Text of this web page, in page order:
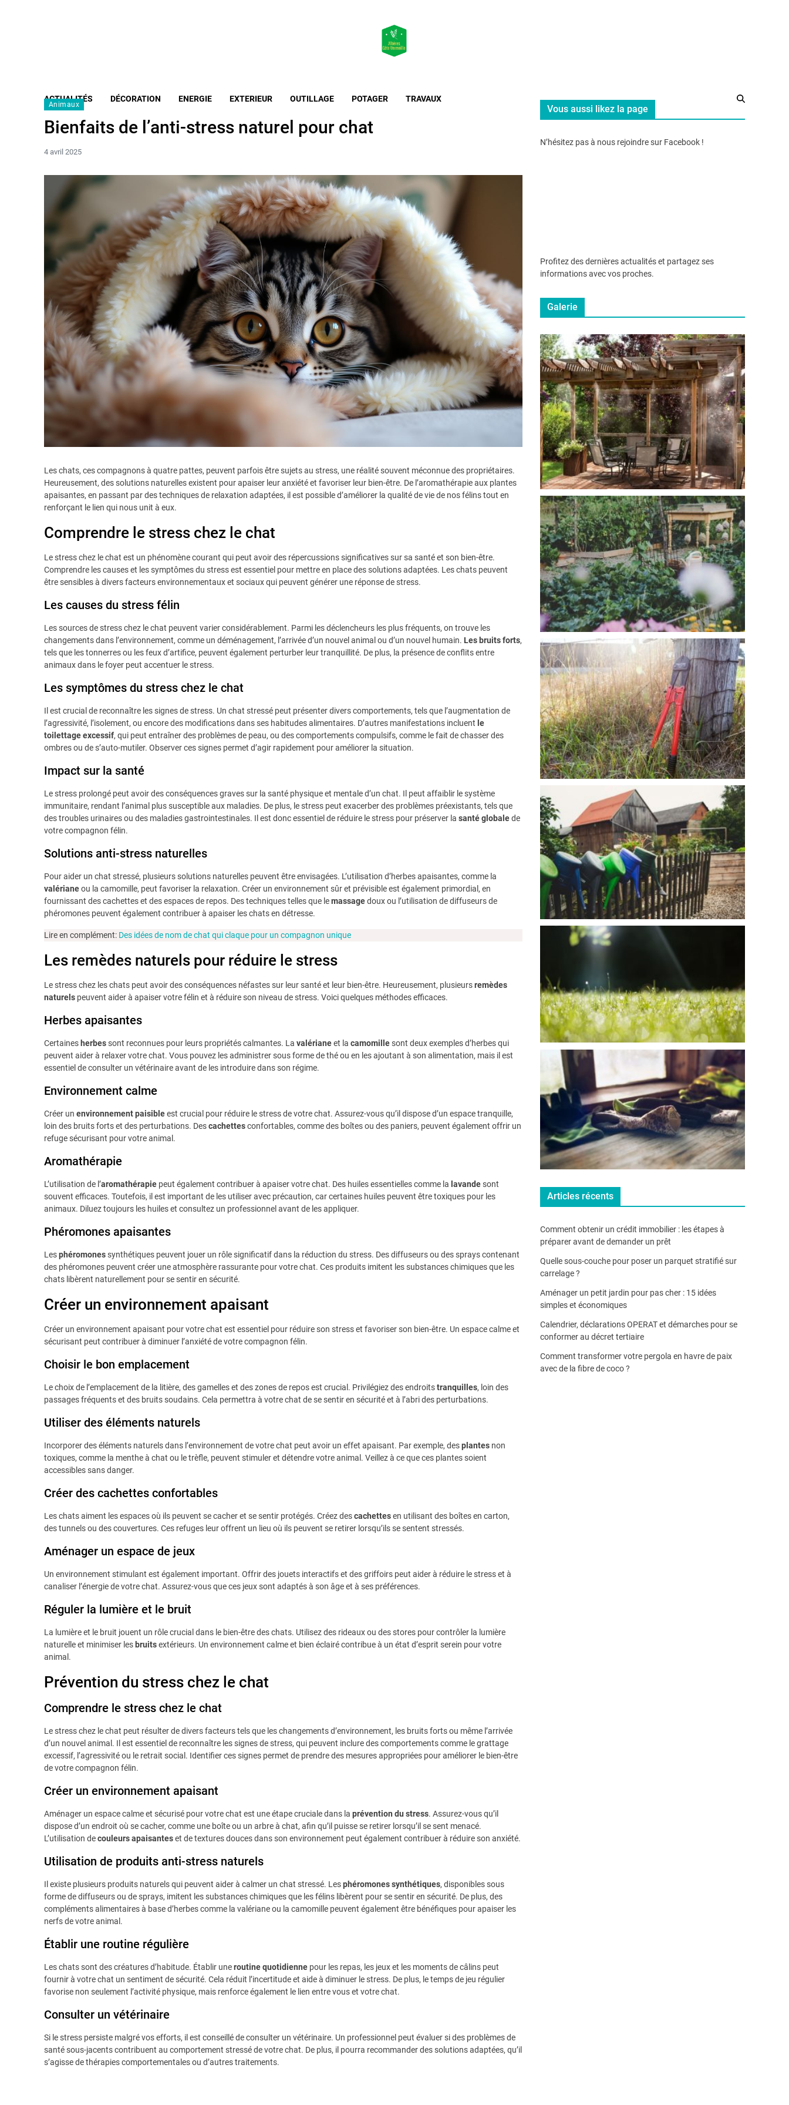
ACTUALITÉS DÉCORATION ENERGIE EXTERIEUR OUTILLAGE POTAGER TRAVAUX
Animaux
Bienfaits de l’anti-stress naturel pour chat
4 avril 2025
Les chats, ces compagnons à quatre pattes, peuvent parfois être sujets au stress, une réalité souvent méconnue des propriétaires.
Heureusement, des solutions naturelles existent pour apaiser leur anxiété et favoriser leur bien-être. De l’aromathérapie aux plantes
apaisantes, en passant par des techniques de relaxation adaptées, il est possible d’améliorer la qualité de vie de nos félins tout en
renforçant le lien qui nous unit à eux.
Comprendre le stress chez le chat
Le stress chez le chat est un phénomène courant qui peut avoir des répercussions significatives sur sa santé et son bien-être.
Comprendre les causes et les symptômes du stress est essentiel pour mettre en place des solutions adaptées. Les chats peuvent
être sensibles à divers facteurs environnementaux et sociaux qui peuvent générer une réponse de stress.
Les causes du stress félin
Les sources de stress chez le chat peuvent varier considérablement. Parmi les déclencheurs les plus fréquents, on trouve les
changements dans l’environnement, comme un déménagement, l’arrivée d’un nouvel animal ou d’un nouvel humain. Les bruits forts,
tels que les tonnerres ou les feux d’artifice, peuvent également perturber leur tranquillité. De plus, la présence de conflits entre
animaux dans le foyer peut accentuer le stress.
Les symptômes du stress chez le chat
Il est crucial de reconnaître les signes de stress. Un chat stressé peut présenter divers comportements, tels que l’augmentation de
l’agressivité, l’isolement, ou encore des modifications dans ses habitudes alimentaires. D’autres manifestations incluent le
toilettage excessif, qui peut entraîner des problèmes de peau, ou des comportements compulsifs, comme le fait de chasser des
ombres ou de s’auto-mutiler. Observer ces signes permet d’agir rapidement pour améliorer la situation.
Impact sur la santé
Le stress prolongé peut avoir des conséquences graves sur la santé physique et mentale d’un chat. Il peut affaiblir le système
immunitaire, rendant l’animal plus susceptible aux maladies. De plus, le stress peut exacerber des problèmes préexistants, tels que
des troubles urinaires ou des maladies gastrointestinales. Il est donc essentiel de réduire le stress pour préserver la santé globalede
votre compagnon félin.
Solutions anti-stress naturelles
Pour aider un chat stressé, plusieurs solutions naturelles peuvent être envisagées. L’utilisation d’herbes apaisantes, comme la
valérianeou la camomille, peut favoriser la relaxation. Créer un environnement sûr et prévisible est également primordial, en
fournissant des cachettes et des espaces de repos. Des techniques telles que lemassagedoux ou l’utilisation de diffuseurs de
phéromones peuvent également contribuer à apaiser les chats en détresse.
Lire en complément: Des idées de nom de chat qui claque pour un compagnon unique
Les remèdes naturels pour réduire le stress
Le stress chez les chats peut avoir des conséquences néfastes sur leur santé et leur bien-être. Heureusement, plusieursremèdes
naturels peuvent aider à apaiser votre félin et à réduire son niveau de stress. Voici quelques méthodes efficaces.
Herbes apaisantes
Certaines herbessont reconnues pour leurs propriétés calmantes. La valérianeet la camomillesont deux exemples d’herbes qui
peuvent aider à relaxer votre chat. Vous pouvez les administrer sous forme de thé ou en les ajoutant à son alimentation, mais il est
essentiel de consulter un vétérinaire avant de les introduire dans son régime.
Environnement calme
Créer un environnement paisibleest crucial pour réduire le stress de votre chat. Assurez-vous qu’il dispose d’un espace tranquille,
loin des bruits forts et des perturbations. Descachettesconfortables, comme des boîtes ou des paniers, peuvent également offrir un
refuge sécurisant pour votre animal.
Aromathérapie
L’utilisation de l’aromathérapie peut également contribuer à apaiser votre chat. Des huiles essentielles comme la lavandesont
souvent efficaces. Toutefois, il est important de les utiliser avec précaution, car certaines huiles peuvent être toxiques pour les
animaux. Diluez toujours les huiles et consultez un professionnel avant de les appliquer.
Phéromones apaisantes
Lesphéromonessynthétiques peuvent jouer un rôle significatif dans la réduction du stress. Des diffuseurs ou des sprays contenant
des phéromones peuvent créer une atmosphère rassurante pour votre chat. Ces produits imitent les substances chimiques que les
chats libèrent naturellement pour se sentir en sécurité.
Créer un environnement apaisant
Créer un environnement apaisant pour votre chat est essentiel pour réduire son stress et favoriser son bien-être. Un espace calme et
sécurisant peut contribuer à diminuer l’anxiété de votre compagnon félin.
Choisir le bon emplacement
Le choix de l’emplacement de la litière, des gamelles et des zones de repos est crucial. Privilégiez des endroitstranquilles, loin des
passages fréquents et des bruits soudains. Cela permettra à votre chat de se sentir en sécurité et à l’abri des perturbations.
Utiliser des éléments naturels
Incorporer des éléments naturels dans l’environnement de votre chat peut avoir un effet apaisant. Par exemple, desplantes non
toxiques, comme la menthe à chat ou le trèfle, peuvent stimuler et détendre votre animal. Veillez à ce que ces plantes soient
accessibles sans danger.
Créer des cachettes confortables
Les chats aiment les espaces où ils peuvent se cacher et se sentir protégés. Créez descachettesen utilisant des boîtes en carton,
des tunnels ou des couvertures. Ces refuges leur offrent un lieu où ils peuvent se retirer lorsqu’ils se sentent stressés.
Aménager un espace de jeux
Un environnement stimulant est également important. Offrir des jouets interactifs et des griffoirs peut aider à réduire le stress et à
canaliser l’énergie de votre chat. Assurez-vous que ces jeux sont adaptés à son âge et à ses préférences.
Réguler la lumière et le bruit
La lumière et le bruit jouent un rôle crucial dans le bien-être des chats. Utilisez des rideaux ou des stores pour contrôler la lumière
naturelle et minimiser les bruitsextérieurs. Un environnement calme et bien éclairé contribue à un état d’esprit serein pour votre
animal.
Prévention du stress chez le chat
Comprendre le stress chez le chat
Le stress chez le chat peut résulter de divers facteurs tels que les changements d’environnement, les bruits forts ou même l’arrivée
d’un nouvel animal. Il est essentiel de reconnaître les signes de stress, qui peuvent inclure des comportements comme le grattage
excessif, l’agressivité ou le retrait social. Identifier ces signes permet de prendre des mesures appropriées pour améliorer le bien-être
de votre compagnon félin.
Créer un environnement apaisant
Aménager un espace calme et sécurisé pour votre chat est une étape cruciale dans la prévention du stress. Assurez-vous qu’il
dispose d’un endroit où se cacher, comme une boîte ou un arbre à chat, afin qu’il puisse se retirer lorsqu’il se sent menacé.
L’utilisation decouleurs apaisanteset de textures douces dans son environnement peut également contribuer à réduire son anxiété.
Utilisation de produits anti-stress naturels
Il existe plusieurs produits naturels qui peuvent aider à calmer un chat stressé. Lesphéromones synthétiques, disponibles sous
forme de diffuseurs ou de sprays, imitent les substances chimiques que les félins libèrent pour se sentir en sécurité. De plus, des
compléments alimentaires à base d’herbes comme la valériane ou la camomille peuvent également être bénéfiques pour apaiser les
nerfs de votre animal.
Établir une routine régulière
Les chats sont des créatures d’habitude. Établir uneroutine quotidienne pour les repas, les jeux et les moments de câlins peut
fournir à votre chat un sentiment de sécurité. Cela réduit l’incertitude et aide à diminuer le stress. De plus, le temps de jeu régulier
favorise non seulement l’activité physique, mais renforce également le lien entre vous et votre chat.
Consulter un vétérinaire
Si le stress persiste malgré vos efforts, il est conseillé de consulter un vétérinaire. Un professionnel peut évaluer si des problèmes de
santé sous-jacents contribuent au comportement stressé de votre chat. De plus, il pourra recommander des solutions adaptées, qu’il
s’agisse de thérapies comportementales ou d’autres traitements.
Vous aussi likez la page
N’hésitez pas à nous rejoindre sur Facebook !
Profitez des dernières actualités et partagez ses
informations avec vos proches.
Galerie
Articles récents
Comment obtenir un crédit immobilier : les étapes à
préparer avant de demander un prêt
Quelle sous-couche pour poser un parquet stratifié sur
carrelage ?
Aménager un petit jardin pour pas cher : 15 idées
simples et économiques
Calendrier, déclarations OPERAT et démarches pour se
conformer au décret tertiaire
Comment transformer votre pergola en havre de paix
avec de la fibre de coco ?